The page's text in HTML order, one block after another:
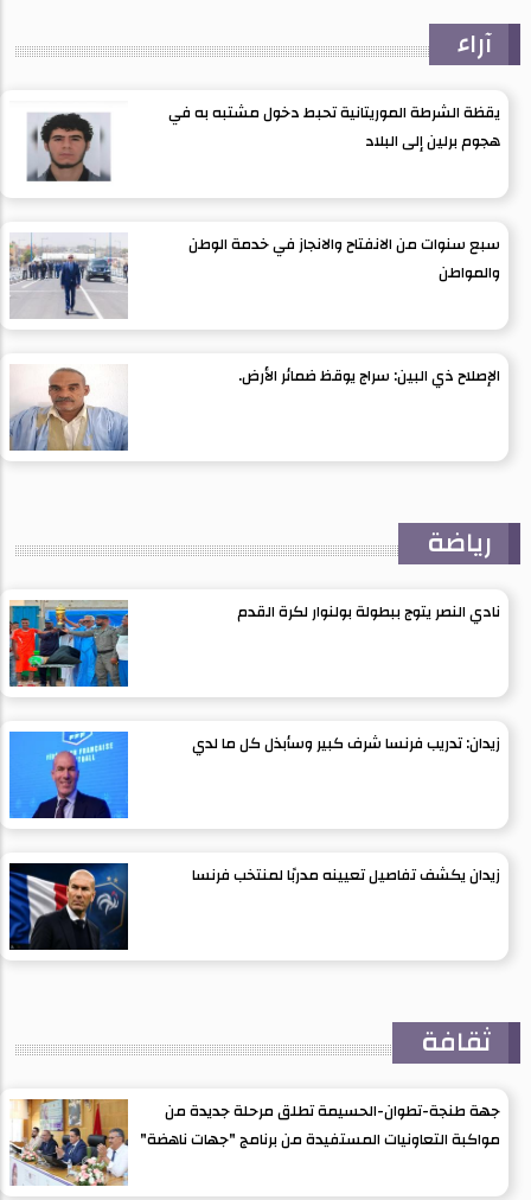
آراء
يقظة الشرطة الموريتانية تحبط دخول مشتبه به في
هجوم برلين إلى البلاد
سبع سنوات من الانفتاح والانجاز في خدمة الوطن
والمواطن
الإصلاح ذي البين: سراج يوقظ ضمائر الأرض.
رياضة
نادي النصر يتوج ببطولة بولنوار لكرة القدم
زيدان: تدريب فرنسا شرف كبير وسأبذل كل ما لدي
زيدان يكشف تفاصيل تعيينه مدربًا لمنتخب فرنسا
ثقافة
جهة طنجة-تطوان-الحسيمة تطلق مرحلة جديدة من
مواكبة التعاونيات المستفيدة من برنامج "جهات ناهضة"